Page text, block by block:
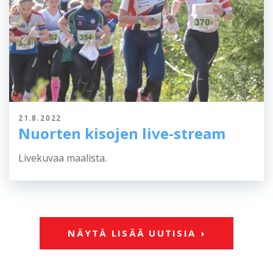
21.8.2022
Nuorten kisojen live-stream
Livekuvaa maalista.
NÄYTÄ LISÄÄ UUTISIA